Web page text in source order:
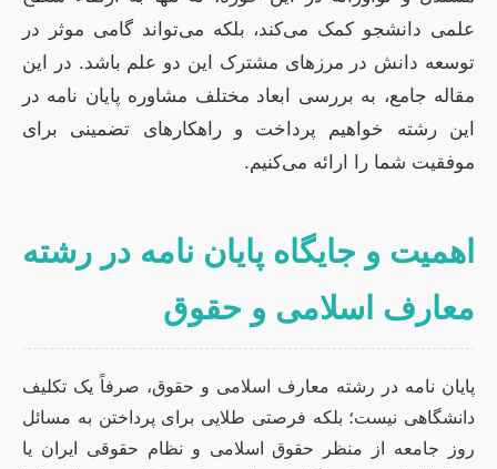
علمی دانشجو کمک می‌کند، بلکه می‌تواند گامی موثر در
توسعه دانش در مرزهای مشترک این دو علم باشد. در این
مقاله جامع، به بررسی ابعاد مختلف مشاوره پایان نامه در
این رشته خواهیم پرداخت و راهکارهای تضمینی برای
موفقیت شما را ارائه می‌کنیم.
اهمیت و جایگاه پایان نامه در رشته
معارف اسلامی و حقوق
پایان نامه در رشته معارف اسلامی و حقوق، صرفاً یک تکلیف
دانشگاهی نیست؛ بلکه فرصتی طلایی برای پرداختن به مسائل
روز جامعه از منظر حقوق اسلامی و نظام حقوقی ایران یا